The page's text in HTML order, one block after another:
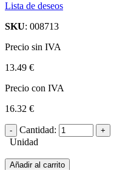
Lista de deseos
SKU: 008713
Precio sin IVA
13.49 €
Precio con IVA
16.32 €
Cantidad:
Unidad
Añadir al carrito